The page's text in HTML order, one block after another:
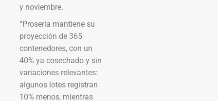
y noviembre.
“Proserla mantiene su
proyección de 365
contenedores, con un
40% ya cosechado y sin
variaciones relevantes:
algunos lotes registran
10% menos, mientras